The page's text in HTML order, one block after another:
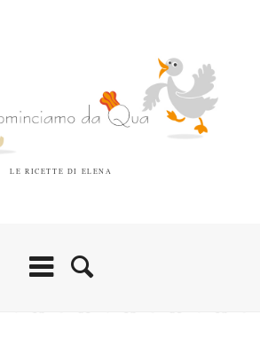
LE RICETTE DI ELENA